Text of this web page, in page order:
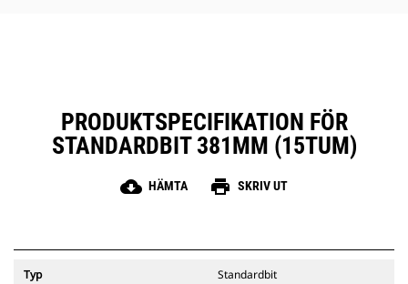
PRODUKTSPECIFIKATION FÖR
STANDARDBIT 381MM (15TUM)
cloud_download HÄMTA print SKRIV UT
Typ Standardbit